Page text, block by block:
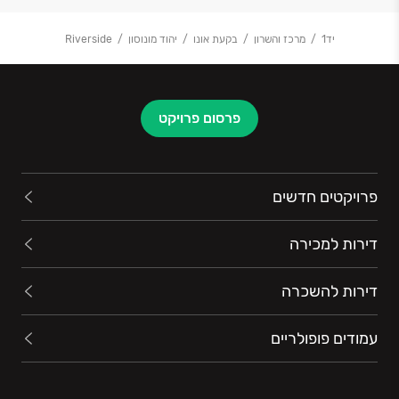
יד1 מרכז והשרון בקעת אונו יהוד מונוסון Riverside
פרסום פרויקט
פרויקטים חדשים
דירות למכירה
דירות להשכרה
עמודים פופולריים